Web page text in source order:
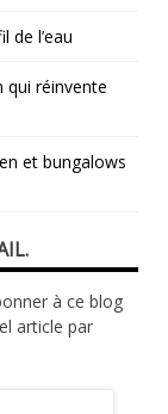
de l’eau
qui réinvente
et bungalows
à ce blog
article par